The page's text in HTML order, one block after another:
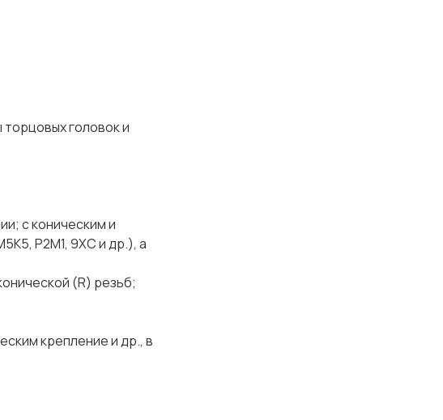
головок и
с коническим и
Р2М1, 9ХС и др.), а
(R) резьб;
крепление и др., в